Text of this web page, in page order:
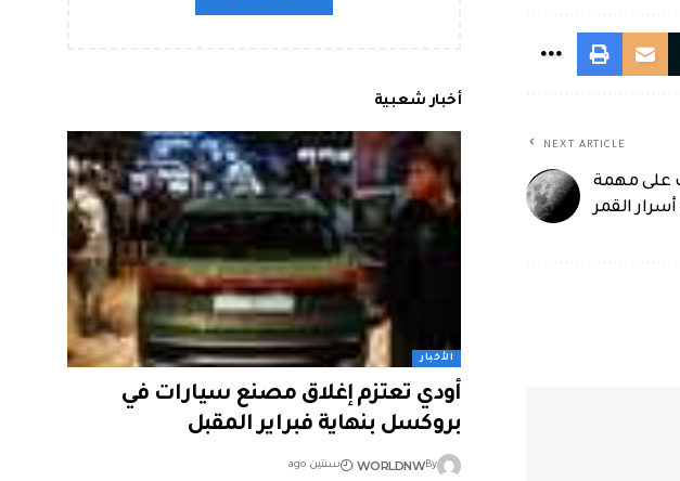
NEXT ARTICLE
على مهمة
القمر
أخبار شعبية
الأخبار
أودي تعتزم إغلاق مصنع سيارات في
بروكسل بنهاية فبراير المقبل
By
WORLDNW سنتين ago